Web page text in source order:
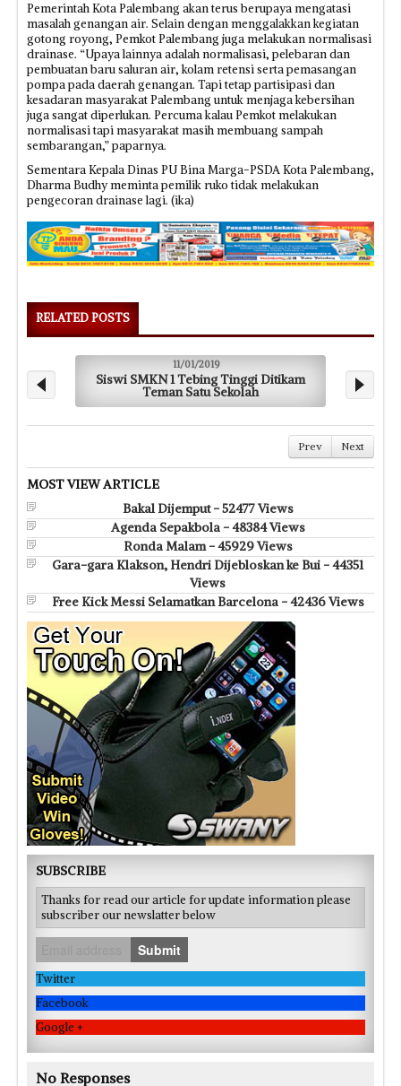
Pemerintah Kota Palembang akan terus berupaya mengatasi
masalah genangan air. Selain dengan menggalakkan kegiatan
gotong royong, Pemkot Palembang juga melakukan normalisasi
drainase. “Upaya lainnya adalah normalisasi, pelebaran dan
pembuatan baru saluran air, kolam retensi serta pemasangan
pompa pada daerah genangan. Tapi tetap partisipasi dan
kesadaran masyarakat Palembang untuk menjaga kebersihan
juga sangat diperlukan. Percuma kalau Pemkot melakukan
normalisasi tapi masyarakat masih membuang sampah
sembarangan,” paparnya.
Sementara Kepala Dinas PU Bina Marga-PSDA Kota Palembang,
Dharma Budhy meminta pemilik ruko tidak melakukan
pengecoran drainase lagi. (ika)
RELATED POSTS
11/01/2019
Siswi SMKN 1 Tebing Tinggi Ditikam
Teman Satu Sekolah
Prev Next
MOST VIEW ARTICLE
Bakal Dijemput - 52477 Views
Agenda Sepakbola - 48384 Views
Ronda Malam - 45929 Views
Gara-gara Klakson, Hendri Dijebloskan ke Bui - 44351
Views
Free Kick Messi Selamatkan Barcelona - 42436 Views
SUBSCRIBE
Thanks for read our article for update information please
subscriber our newslatter below
Submit
Twitter
Facebook
Google +
No Responses